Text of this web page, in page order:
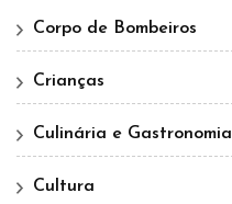
Corpo de Bombeiros
Crianças
Culinária e Gastronomia
Cultura